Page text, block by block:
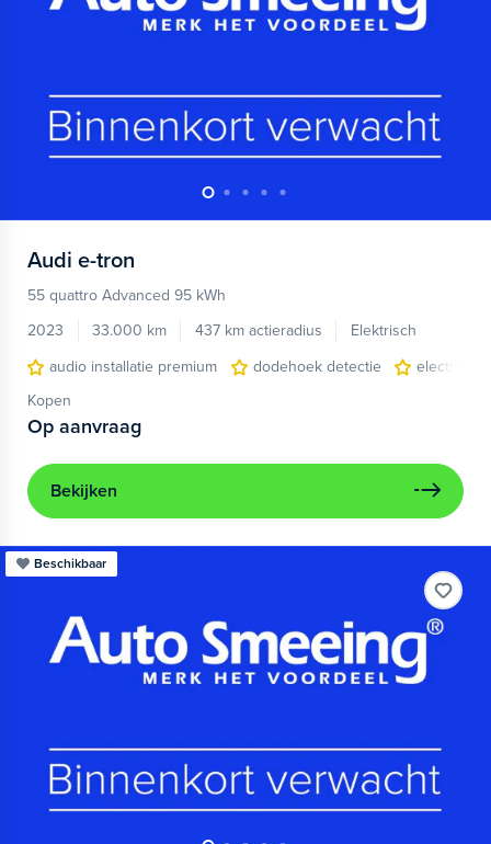
Audi e-tron
55 quattro Advanced 95 kWh
2023
33.000 km 437 km actieradius
Elektrisch
audio installatie premium
dodehoek detectie
electronic
Kopen
Op aanvraag
Bekijken
Beschikbaar